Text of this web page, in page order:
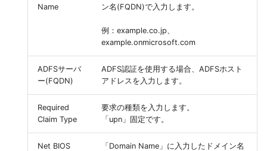
Name
ン名(FQDN)で入力します。
例：example.co.jp、
example.onmicrosoft.com
ADFSサーバ
ー(FQDN)
ADFS認証を使用する場合、ADFSホスト
アドレスを入力します。
Required
Claim Type
要求の種類を入力します。
「upn」固定です。
Net BIOS
「Domain Name」に入力したドメイン名